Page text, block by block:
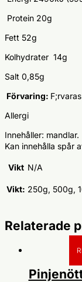
Protein 20g
Fett 52g
Kolhydrater 14g
Salt 0,85g
Förvaring:
Allergi
Innehåller: mandlar.
Kan innehålla spår
Vikt N/A
Vikt: 250g, 500g,
Relaterade